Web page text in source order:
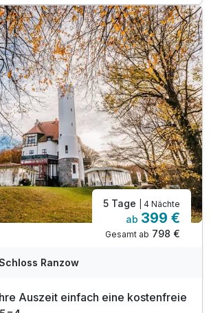
während Ihres Aufenthaltes
Ranzow Wellnessateliers
Außenpool* (Jun-Sept)
und Slipper
für Ihr Auto
5 Tage | 4 Nächte
ab 399 €
Gesamt ab 798 €
Ranzow
Auszeit einfach eine kostenfreie